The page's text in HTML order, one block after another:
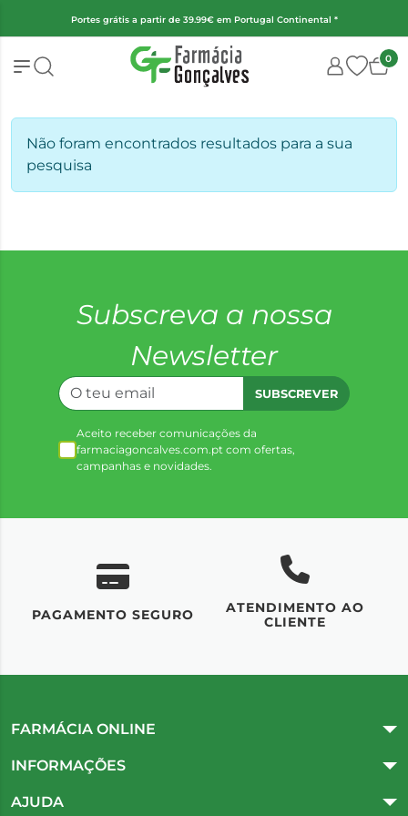
Portes grátis a partir de 39.99€ em Portugal Continental *
0
Não foram encontrados resultados para a sua
pesquisa
Subscreva a nossa
Newsletter
SUBSCREVER
Aceito receber comunicações da
farmaciagoncalves.com.pt com ofertas,
campanhas e novidades.
PAGAMENTO SEGURO
ATENDIMENTO AO
CLIENTE
FARMÁCIA ONLINE
INFORMAÇÕES
AJUDA